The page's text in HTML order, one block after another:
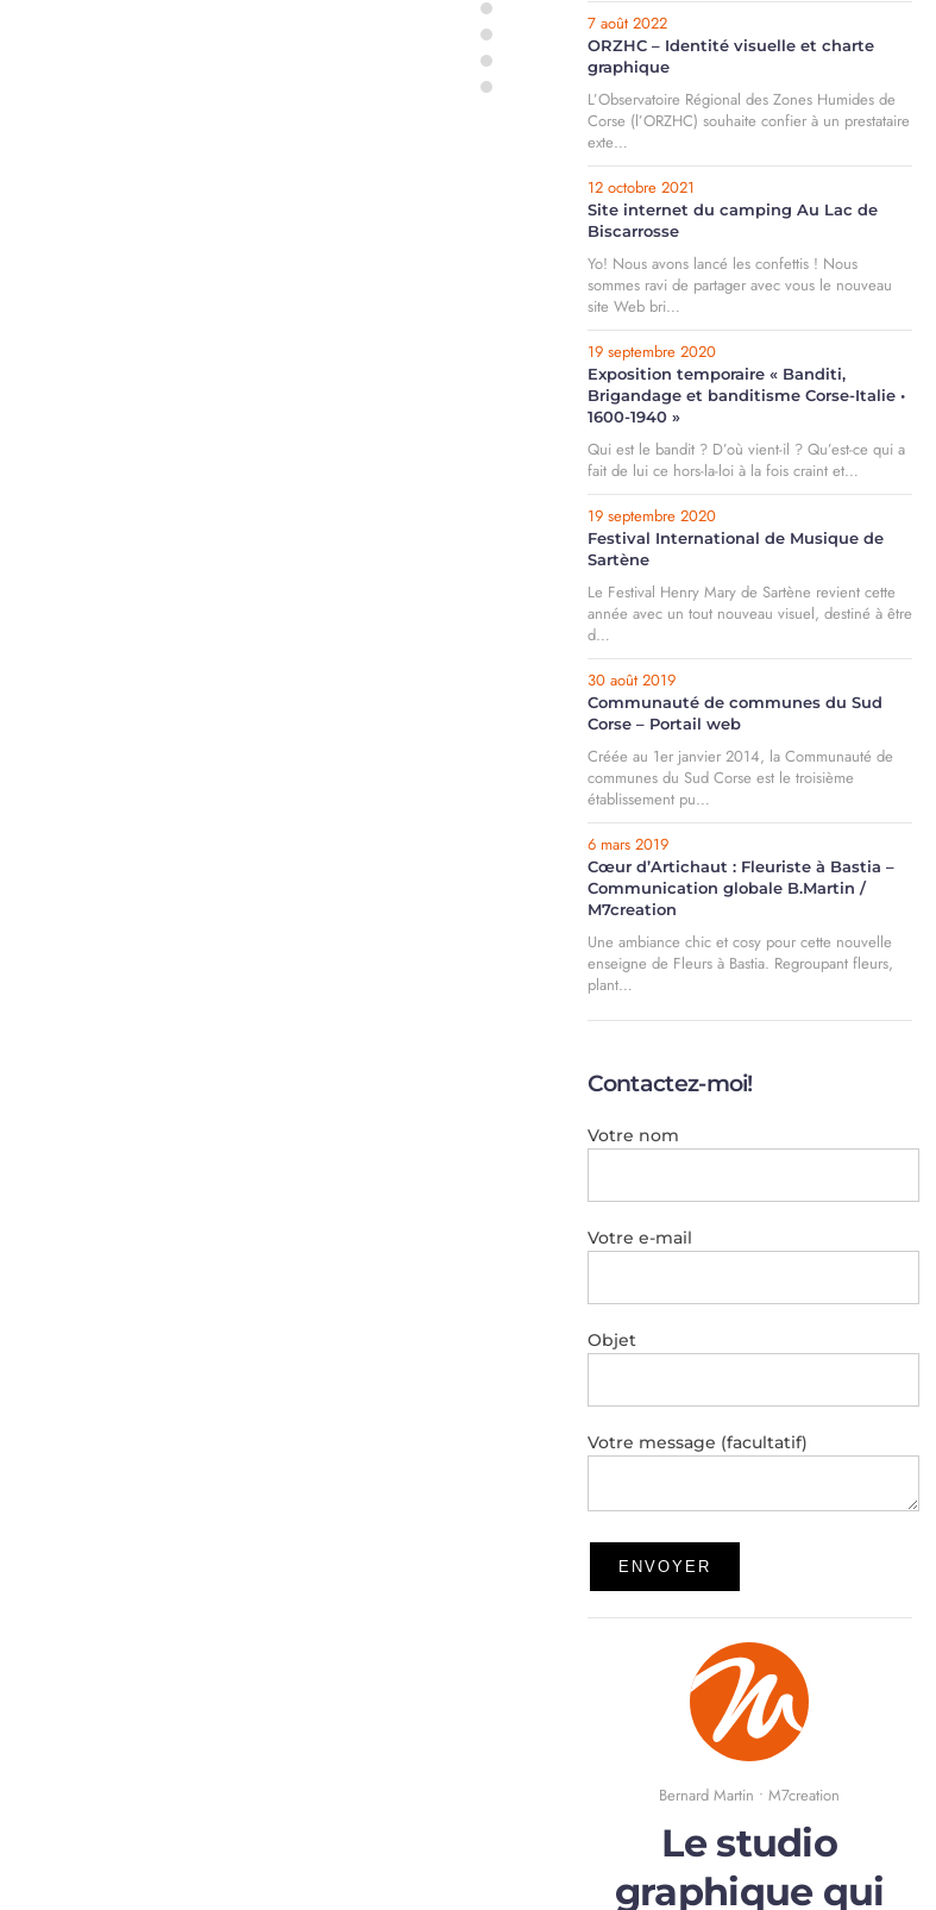
M7CREATION
M7CREATION
M7CREATION
M7CREATION
7 août 2022
ORZHC – Identité visuelle et charte
graphique
L’Observatoire Régional des Zones Humides de
Corse (l’ORZHC) souhaite confier à un prestataire
exte…
12 octobre 2021
Site internet du camping Au Lac de
Biscarrosse
Yo! Nous avons lancé les confettis ! Nous
sommes ravi de partager avec vous le nouveau
site Web bri…
19 septembre 2020
Exposition temporaire « Banditi,
Brigandage et banditisme Corse-Italie •
1600-1940 »
Qui est le bandit ? D’où vient-il ? Qu’est-ce qui a
fait de lui ce hors-la-loi à la fois craint et…
19 septembre 2020
Festival International de Musique de
Sartène
Le Festival Henry Mary de Sartène revient cette
année avec un tout nouveau visuel, destiné à être
d…
30 août 2019
Communauté de communes du Sud
Corse – Portail web
Créée au 1er janvier 2014, la Communauté de
communes du Sud Corse est le troisième
établissement pu…
6 mars 2019
Cœur d’Artichaut : Fleuriste à Bastia –
Communication globale B.Martin /
M7creation
Une ambiance chic et cosy pour cette nouvelle
enseigne de Fleurs à Bastia. Regroupant fleurs,
plant…
Contactez-moi!
Votre nom
Votre e-mail
Objet
Votre message (facultatif)
Bernard Martin • M7creation
Le studio
graphique qui